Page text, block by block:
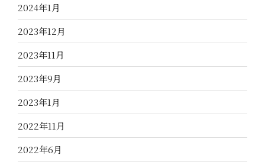
2024年1月
2023年12月
2023年11月
2023年9月
2023年1月
2022年11月
2022年6月